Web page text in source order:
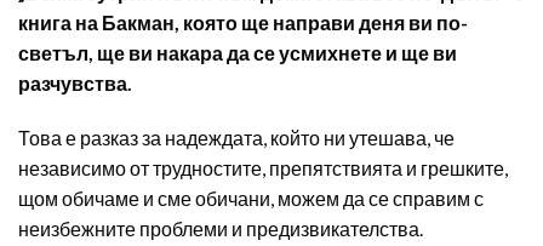
книга на Бакман, която ще направи деня ви по-
светъл, ще ви накара да се усмихнете и ще ви
разчувства.
Това е разказ за надеждата, който ни утешава, че
независимо от трудностите, препятствията и грешките,
щом обичаме и сме обичани, можем да се справим с
неизбежните проблеми и предизвикателства.